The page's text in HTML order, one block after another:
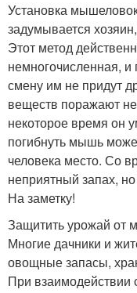
Установка
задумывается
Этот метод
немногочисленная,
смену им не придут
веществ поражают
некоторое время он
погибнуть мышь
человека место. Со
неприятный запах,
На заметку!
Защитить урожай от
Многие дачники и
овощные запасы,
При взаимодействии